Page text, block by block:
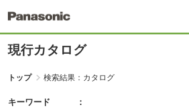
現行カタログ
トップ 検索結果：カタログ
キーワード